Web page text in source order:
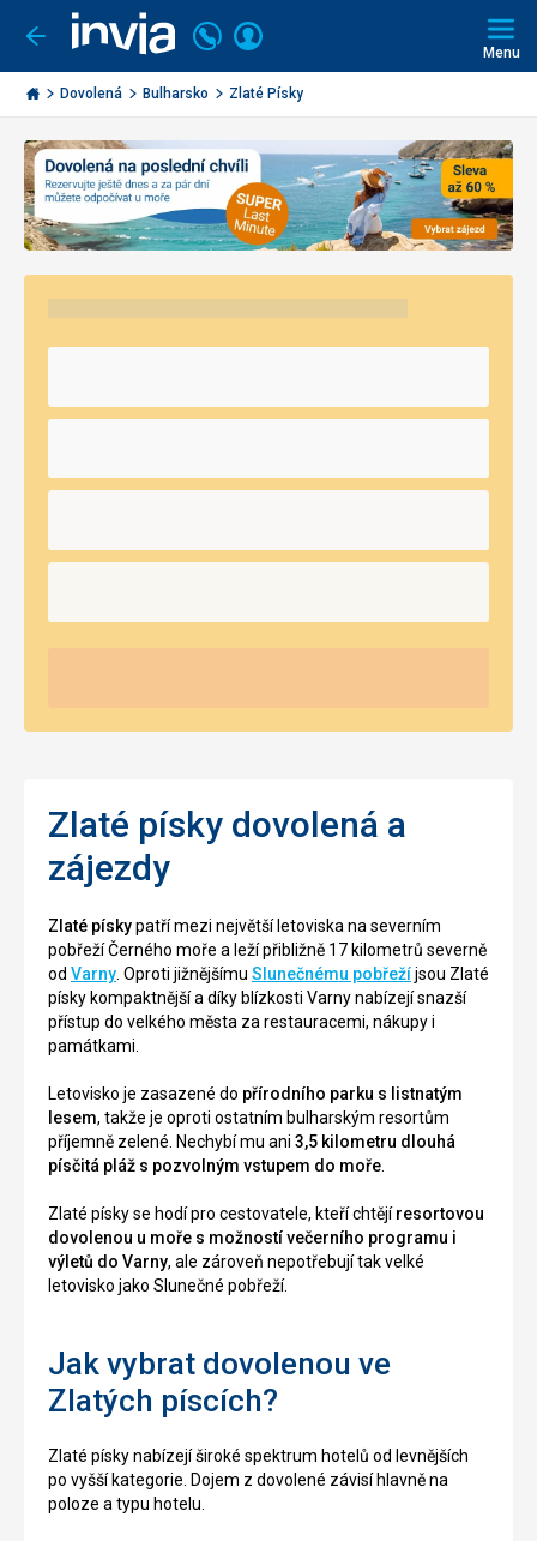
Jít
zpět
Invia.cz
Volejte
226
000
290
Přihlásit
Menu
Dovolená Bulharsko Zlaté Písky
Zlaté písky dovolená a
zájezdy
Zlaté pískypatří mezi největší letoviska na severním
pobřeží Černého moře a leží přibližně 17 kilometrů severně
od Varny . Oproti jižnějšímu Slunečnému pobřežíjsou Zlaté
písky kompaktnější a díky blízkosti Varny nabízejí snazší
přístup do velkého města za restauracemi, nákupy i
památkami.
Letovisko je zasazené do přírodního parku s listnatým
lesem, takže je oproti ostatním bulharským resortům
příjemně zelené. Nechybí mu ani 3,5 kilometru dlouhá
písčitá pláž s pozvolným vstupem do moře
Zlaté písky se hodí pro cestovatele, kteří chtějíresortovou
dovolenou u moře s možností večerního programu i
výletů do Varny, ale zároveň nepotřebují tak velké
letovisko jako Slunečné pobřeží.
Jak vybrat dovolenou ve
Zlatých píscích?
Zlaté písky nabízejí široké spektrum hotelů od levnějších
po vyšší kategorie. Dojem z dovolené závisí hlavně na
poloze a typu hotelu.